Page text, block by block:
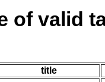
of valid
title